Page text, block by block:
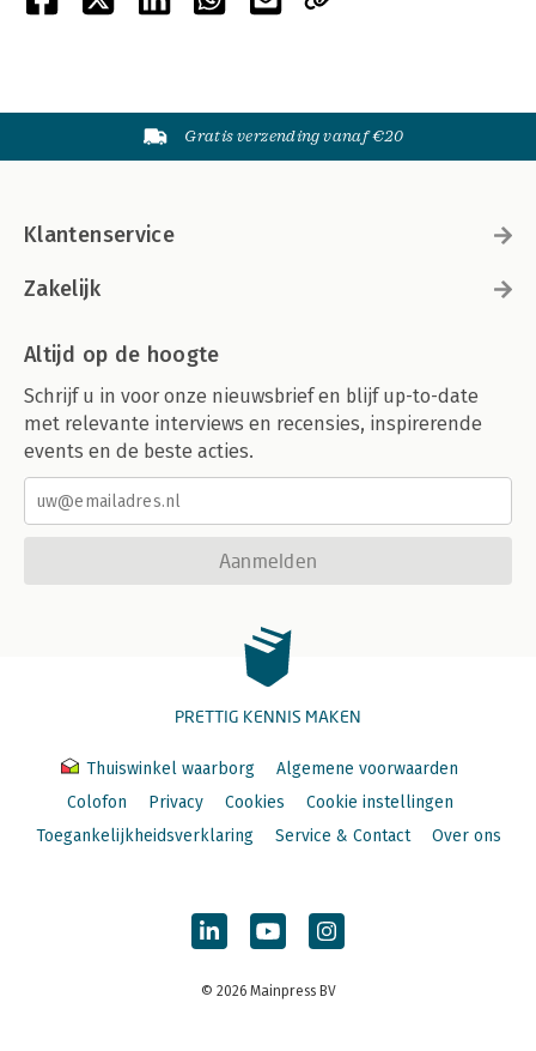
Gratis verzending vanaf €20
Klantenservice
Zakelijk
Altijd op de hoogte
Schrijf u in voor onze nieuwsbrief en blijf up-to-date
met relevante interviews en recensies, inspirerende
events en de beste acties.
Aanmelden
PRETTIG KENNIS MAKEN
Thuiswinkel waarborg
Algemene voorwaarden
Colofon
Privacy Cookies
Cookie instellingen
Toegankelijkheidsverklaring
Service & Contact Over ons
© 2026 Mainpress BV